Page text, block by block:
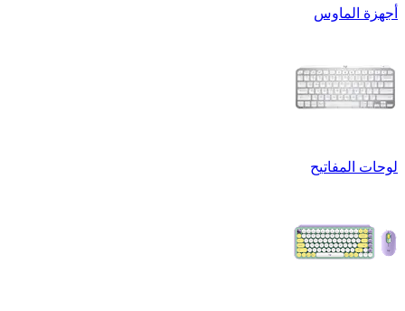
أجهزة الماوس
لوحات المفاتيح